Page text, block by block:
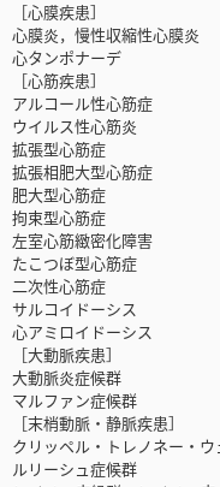
［心膜疾患］
心膜炎，慢性収縮性心膜炎
心タンポナーデ
［心筋疾患］
アルコール性心筋症
ウイルス性心筋炎
拡張型心筋症
拡張相肥大型心筋症
肥大型心筋症
拘束型心筋症
左室心筋緻密化障害
たこつぼ型心筋症
二次性心筋症
サルコイドーシス
心アミロイドーシス
［大動脈疾患］
大動脈炎症候群
マルファン症候群
［末梢動脈・静脈疾患］
クリッペル・トレノネー・
ルリーシュ症候群